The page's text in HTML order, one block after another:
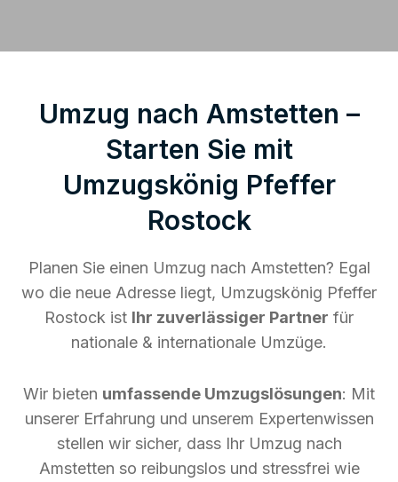
Umzug nach Amstetten –
Starten Sie mit
Umzugskönig Pfeffer
Rostock
Planen Sie einen Umzug nach Amstetten? Egal
wo die neue Adresse liegt, Umzugskönig Pfeffer
Rostock ist Ihr zuverlässiger Partner für
nationale & internationale Umzüge.
Wir bieten umfassende Umzugslösungen: Mit
unserer Erfahrung und unserem Expertenwissen
stellen wir sicher, dass Ihr Umzug nach
Amstetten so reibungslos und stressfrei wie